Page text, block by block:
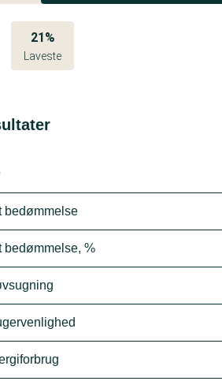
21%
Laveste
bedømmelse
bedømmelse, %